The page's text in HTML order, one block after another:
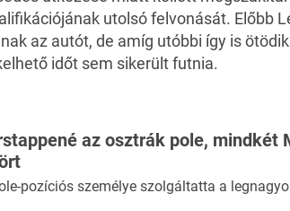
utolsó felvonását. Előbb
az autót, de amíg utóbbi így is
időt sem sikerült futnia.
az osztrák pole, mindkét
pozíciós személye szolgáltatta a